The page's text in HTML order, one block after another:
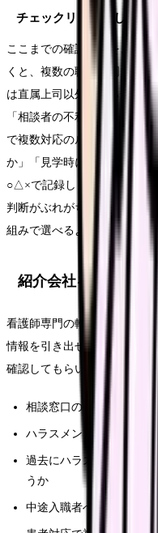
チェックリストとして使う
ここまでの確認項目を、自
くと、複数の職場を同じ基
は直属上司以外にあるか」「
「相談者の不利益取り扱い
で複数対応のルールがある
か」「見学時に違和感はな
○△×で記録します。記憶だけ
判断がぶれがちです。書き
組みで選べるようになります
紹介会社を使うとき
看護師専門の転職紹介サー
情報を引き出せるのが強み
確認してもらいましょう。
相談窓口の有無と、実際
ハラスメントや迷惑行為
過去にハラスメントを理
うか
中途入職者へのフォロー